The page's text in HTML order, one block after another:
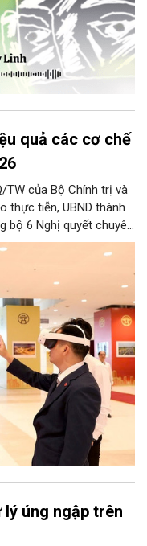
quả các cơ chế
TW của Bộ Chính trị và
thực tiễn, UBND thành
bộ 6 Nghị quyết chuyên
này đề ra khung chính
nhằm cụ thể hóa các
phát triển khoa học,
đổi số trên địa bàn Thủ
úng ngập trên